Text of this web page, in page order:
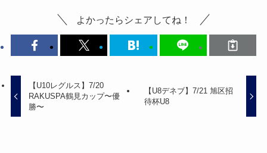
よかったらシェアしてね！
【U10レグルス】7/20
RAKUSPA鶴見カップ〜優
勝〜
【U8デネブ】7/21 旭区招
待杯U8